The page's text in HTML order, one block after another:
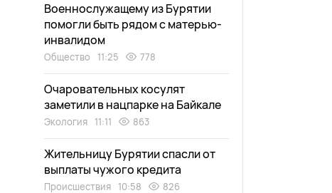
Военнослужащему из Бурятии
помогли быть рядом с матерью-
инвалидом
Общество 11:25 778
Очаровательных косулят
заметили в нацпарке на Байкале
Экология 11:11 863
Жительницу Бурятии спасли от
выплаты чужого кредита
Происшествия 10:58 826